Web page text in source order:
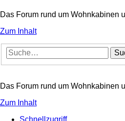
Das Forum rund um Wohnkabinen
Zum Inhalt
Das Forum rund um Wohnkabinen
Zum Inhalt
Schnellzugriff